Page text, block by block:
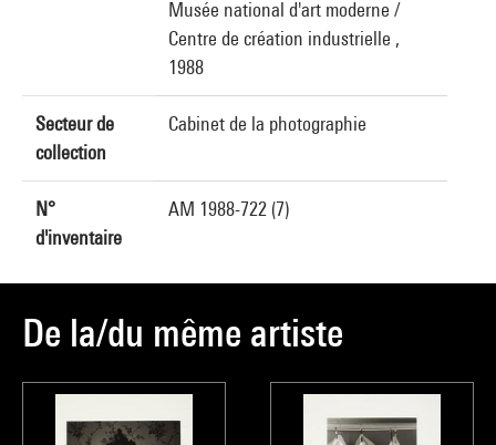
Musée national d'art moderne /
Centre de création industrielle ,
1988
Secteur de
collection
Cabinet de la photographie
N°
d'inventaire
AM 1988-722 (7)
De la/du même artiste